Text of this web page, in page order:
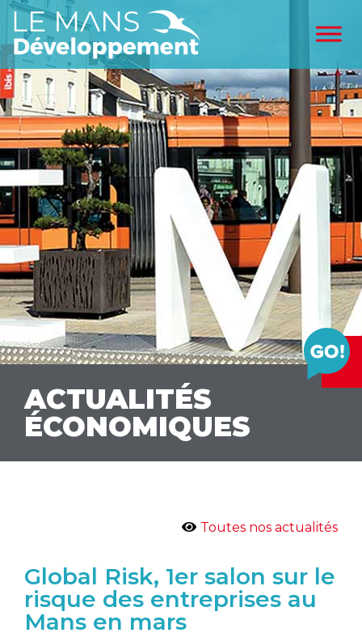
ACTUALITÉS
ÉCONOMIQUES
Toutes nos actualités
Global Risk, 1er salon sur le
risque des entreprises au
Mans en mars